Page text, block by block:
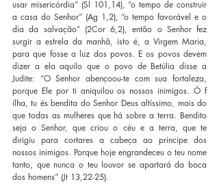
usar misericórdia” (Sl 101,14), “o tempo de construir
a casa do Senhor” (Ag 1,2), “o tempo favorável e o
dia da salvação” (2Cor 6,2), então o Senhor fez
surgir a estrela da manhã, isto é, a Virgem Maria,
para que fosse a luz dos povos. E os povos devem
dizer a ela aquilo que o povo de Betúlia disse a
Judite: “O Senhor abençoou-te com sua fortaleza,
porque Ele por ti aniquilou os nossos inimigos. Ó f
ilha, tu és bendita do Senhor Deus altíssimo, mais do
que todas as mulheres que há sobre a terra. Bendito
seja o Senhor, que criou o céu e a terra, que te
dirigiu para cortares a cabeça ao príncipe dos
nossos inimigos. Porque hoje engrandeceu o teu nome
tanto, que nunca o teu louvor se apartará da boca
dos homens” (Jt 13,22-25).